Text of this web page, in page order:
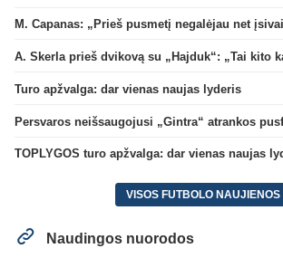
Turo apžvalga: dar vienas naujas lyderis
TOPLYGOS turo apžvalga: dar vienas naujas
VISOS FUTBOLO NAUJIENOS
Naudingos nuorodos